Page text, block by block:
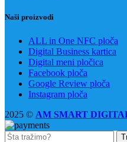
Naši proizvodi
ALL in One NFC ploča
Digital Business kartica
Digital meni pločica
Facebook ploča
Google Review ploča
Instagram ploča
2025 © AM SMART